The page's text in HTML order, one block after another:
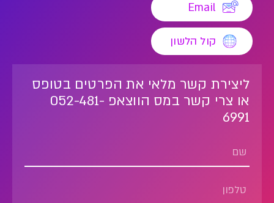
Email
קול הלשון
ליצירת קשר מלאי את הפרטים בטופס
או צרי קשר במס הווצאפ 052-481-
6991